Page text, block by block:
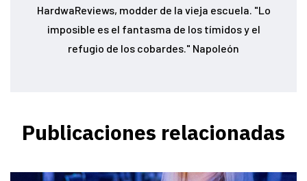
HardwaReviews, modder de la vieja escuela. "Lo
imposible es el fantasma de los tímidos y el
refugio de los cobardes." Napoleón
Publicaciones relacionadas